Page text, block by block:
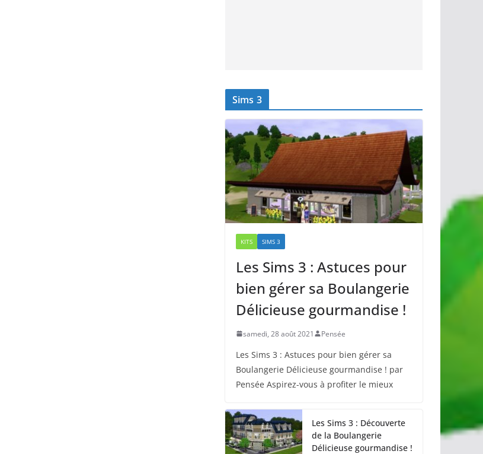
Sims 3
KITS SIMS 3
Les Sims 3 : Astuces pour
bien gérer sa Boulangerie
Délicieuse gourmandise !
samedi, 28 août 2021 Pensée
Les Sims 3 : Astuces pour bien gérer sa
Boulangerie Délicieuse gourmandise ! par
Pensée Aspirez-vous à profiter le mieux
Les Sims 3 : Découverte
de la Boulangerie
Délicieuse gourmandise !